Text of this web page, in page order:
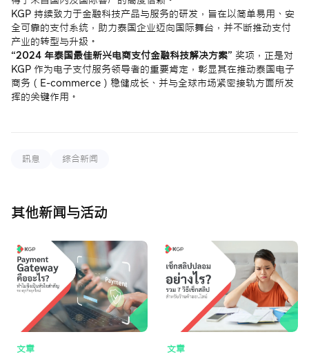
Meta广告费支
付服务
KGP 持续致力于金融科技产品与服务的研发，旨在以简单易用、安
全可靠的支付系统，助力泰国企业迈向国际舞台，并不断推动支付
产业的转型与升级。
“2024 年泰国最佳新兴电商支付金融科技解决方案” 奖项，正是对
KGP 作为电子支付服务领导者的重要肯定，彰显其在推动泰国电子
商务（E-commerce）稳健成长、并与全球市场紧密接轨方面所发
挥的关键作用。
訊息 综合新闻
其他新闻与活动
文章 文章